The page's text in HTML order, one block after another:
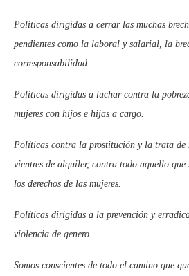
Políticas dirigidas a cerrar las muchas
pendientes como la laboral y salarial, la
corresponsabilidad.
Políticas dirigidas a luchar contra la
mujeres con hijos e hijas a cargo.
Políticas contra la prostitución y la trata de
vientres de alquiler, contra todo aquello
los derechos de las mujeres.
Políticas dirigidas a la prevención y
violencia de genero.
Somos conscientes de todo el camino que